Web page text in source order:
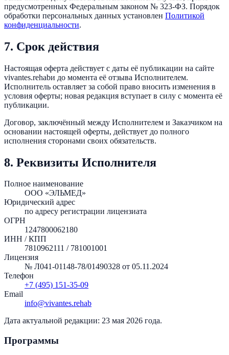
предусмотренных Федеральным законом № 323-ФЗ. Порядок
обработки персональных данных установлен Политикой
конфиденциальности.
7. Срок действия
Настоящая оферта действует с даты её публикации на сайте
vivantes.rehabи до момента её отзыва Исполнителем.
Исполнитель оставляет за собой право вносить изменения в
условия оферты; новая редакция вступает в силу с момента её
публикации.
Договор, заключённый между Исполнителем и Заказчиком на
основании настоящей оферты, действует до полного
исполнения сторонами своих обязательств.
8. Реквизиты Исполнителя
Полное наименование
ООО «ЭЛЬМЕД»
Юридический адрес
по адресу регистрации лицензиата
ОГРН
1247800062180
ИНН / КПП
7810962111 / 781001001
Лицензия
№ Л041-01148-78/01490328 от 05.11.2024
Телефон
+7 (495) 151-35-09
Email
info@vivantes.rehab
Дата актуальной редакции: 23 мая 2026 года.
Программы